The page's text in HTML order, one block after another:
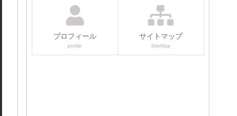
プロフィール
profile
サイトマップ
SiteMap